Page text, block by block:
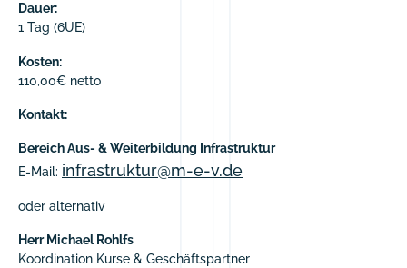
Dauer:
1 Tag (6UE)
Kosten:
110,00€ netto
Kontakt:
Bereich Aus- & Weiterbildung Infrastruktur
E-Mail: infrastruktur@m-e-v.de
oder alternativ
Herr Michael Rohlfs
Koordination Kurse & Geschäftspartner